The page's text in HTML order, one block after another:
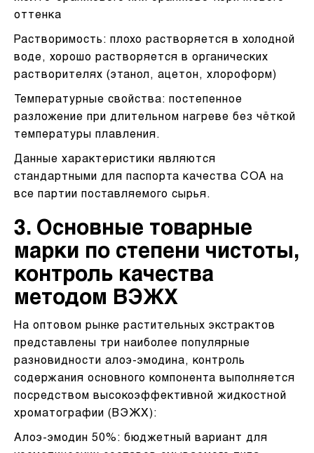
оттенка
Растворимость: плохо растворяется в холодной
воде, хорошо растворяется в органических
растворителях (этанол, ацетон, хлороформ)
Температурные свойства: постепенное
разложение при длительном нагреве без чёткой
температуры плавления.
Данные характеристики являются
стандартными для паспорта качества СОА на
все партии поставляемого сырья.
3. Основные товарные
марки по степени чистоты,
контроль качества
методом ВЭЖХ
На оптовом рынке растительных экстрактов
представлены три наиболее популярные
разновидности алоэ-эмодина, контроль
содержания основного компонента выполняется
посредством высокоэффективной жидкостной
хроматографии (ВЭЖХ):
Алоэ-эмодин 50%: бюджетный вариант для